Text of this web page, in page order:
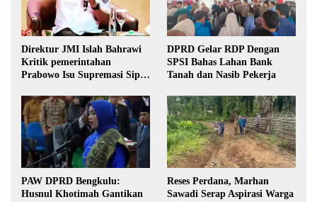
Direktur JMI Islah Bahrawi
Kritik pemerintahan
Prabowo Isu Supremasi Sipil,
Pilkada oleh DPRD
DPRD Gelar RDP Dengan
SPSI Bahas Lahan Bank
Tanah dan Nasib Pekerja
PAW DPRD Bengkulu:
Husnul Khotimah Gantikan
Reses Perdana, Marhan
Sawadi Serap Aspirasi Warga